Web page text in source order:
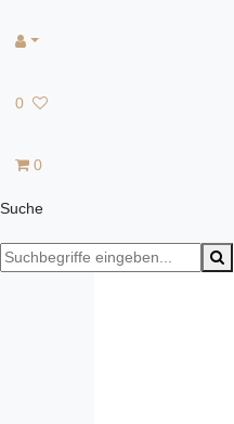
0
0
Suche